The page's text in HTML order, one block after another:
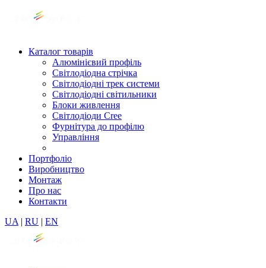
Каталог товарів
Алюмінієвий профіль
Світлодіодна стрічка
Світлодіодні трек системи
Світлодіодні світильники
Блоки живлення
Світлодіоди Cree
Фурнітура до профілю
Управління
Портфоліо
Виробництво
Монтаж
Про нас
Контакти
UA | RU | EN